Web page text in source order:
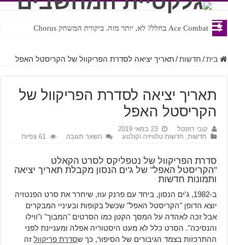
Ace Combat בחלל? לא, יותר מזה. ביקורת המשחק Chorus
Steven Universe והשירים שתורגמו בצורה נוראית לעברית
בית / חדשות / תאריך יציאה לסדרת הפריקוול של הקריסטל האפל
תאריך יציאה לסדרת הפריקוול של
הקריסטל האפל
קובי רוזנטל
23 במאי 2019
חדשות, חדשות טלוויזיה וקולנוע השאר תגובה 61 צפיות
סדרת הפריקוול של נטפליקס לסרט הקאלט
"הקריסטל האפל" של ג'ים הנסון מקבלת תאריך יציאה
ותמונות חדשות
ב-1982, ג'ים הנסון, ביחד עם פרנק עוז, שיחרר את סרט הפנטזיה
יוצא הדופן "הקריסטל האפל" שכשל בקופות ובעיניי המבקרים
אבל זכה לאהדה על המסך הקטן כמו הסרטים "המבוך" ו"ווילו
והנסיכה". הסרט כלל לא מעט היסטוריה אפלה ומעניינת לפני
ההתרכזות בצמד הגיבורים של הסיפור, כך שסדרת פריקוולזה